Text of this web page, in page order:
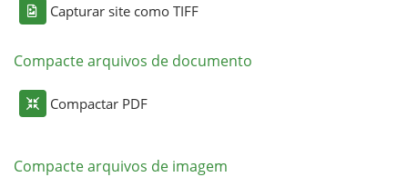
Capturar site como TIFF
Compacte arquivos de documento
Compactar PDF
Compacte arquivos de imagem